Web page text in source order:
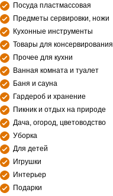
Посуда пластмассовая
Предметы сервировки, ножи
Кухонные инструменты
Товары для консервирования
Прочее для кухни
Ванная комната и туалет
Баня и сауна
Гардероб и хранение
Пикник и отдых на природе
Дача, огород, цветоводство
Уборка
Для детей
Игрушки
Интерьер
Подарки